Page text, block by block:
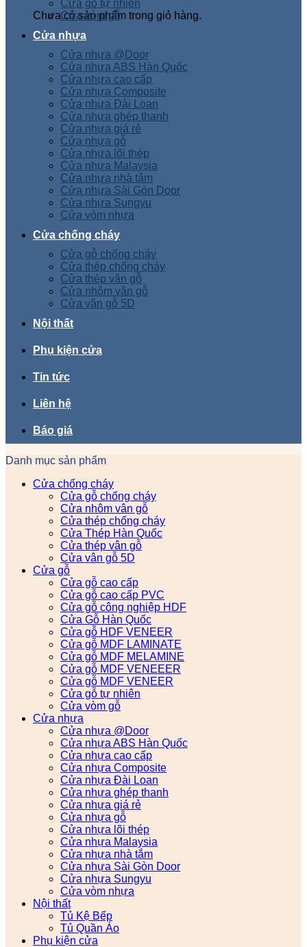
Chưa có sản phẩm trong giỏ hàng.
Cửa gỗ tự nhiên
Cửa vòm gỗ
Cửa nhựa
Cửa nhựa @Door
Cửa nhựa ABS Hàn Quốc
Cửa nhựa cao cấp
Cửa nhựa Composite
Cửa nhựa Đài Loan
Cửa nhựa ghép thanh
Cửa nhựa giá rẻ
Cửa nhựa gỗ
Cửa nhựa lõi thép
Cửa nhựa Malaysia
Cửa nhựa nhà tắm
Cửa nhựa Sài Gòn Door
Cửa nhựa Sungyu
Cửa vòm nhựa
Cửa chống cháy
Cửa gỗ chống cháy
Cửa thép chống cháy
Cửa thép vân gỗ
Cửa nhôm vân gỗ
Cửa vân gỗ 5D
Nội thất
Phụ kiện cửa
Tin tức
Liên hệ
Báo giá
Danh mục sản phẩm
Cửa chống cháy
Cửa gỗ chống cháy
Cửa nhôm vân gỗ
Cửa thép chống cháy
Cửa Thép Hàn Quốc
Cửa thép vân gỗ
Cửa vân gỗ 5D
Cửa gỗ
Cửa gỗ cao cấp
Cửa gỗ cao cấp PVC
Cửa gỗ công nghiệp HDF
Cửa Gỗ Hàn Quốc
Cửa gỗ HDF VENEER
Cửa gỗ MDF LAMINATE
Cửa gỗ MDF MELAMINE
Cửa gỗ MDF VENEEER
Cửa gỗ MDF VENEER
Cửa gỗ tự nhiên
Cửa vòm gỗ
Cửa nhựa
Cửa nhựa @Door
Cửa nhựa ABS Hàn Quốc
Cửa nhựa cao cấp
Cửa nhựa Composite
Cửa nhựa Đài Loan
Cửa nhựa ghép thanh
Cửa nhựa giá rẻ
Cửa nhựa gỗ
Cửa nhựa lõi thép
Cửa nhựa Malaysia
Cửa nhựa nhà tắm
Cửa nhựa Sài Gòn Door
Cửa nhựa Sungyu
Cửa vòm nhựa
Nội thất
Tủ Kệ Bếp
Tủ Quần Áo
Phụ kiện cửa